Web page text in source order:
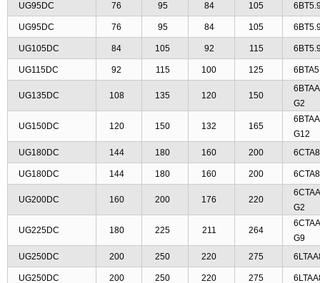
UG95DC
76 95 84 105
UG95DC 76 95 84 105
UG105DC 84 105 92 115
UG115DC 92 115 100 125
UG135DC 108 135 120 150
G2
UG150DC 120 150 132 165
G12
UG180DC
144 180 160 200
UG180DC 144 180 160 200
UG200DC 160 200 176 220
G2
UG225DC 180 225 211 264
G9
UG250DC
200 250 220 275
UG250DC 200 250 220 275